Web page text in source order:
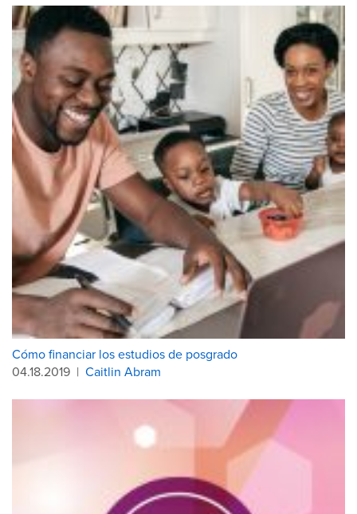
Cómo financiar los estudios de posgrado
04.18.2019 | Caitlin Abram